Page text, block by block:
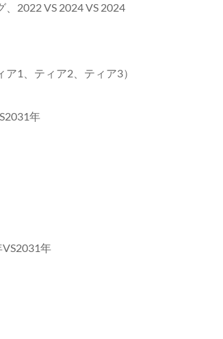
2022 VS 2024 VS 2024
1、ティア2、ティア3）
年
年